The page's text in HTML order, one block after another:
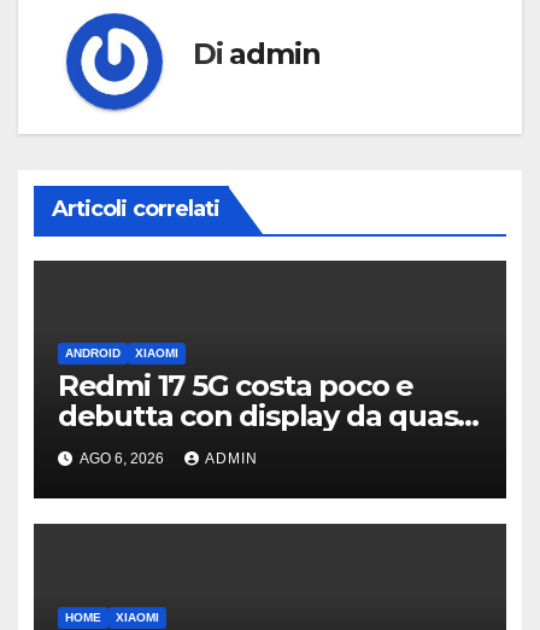
Di admin
Articoli correlati
ANDROID XIAOMI
Redmi 17 5G costa poco e
debutta con display da quasi
7 pollici e batteria enorme
AGO 6, 2026 ADMIN
HOME XIAOMI